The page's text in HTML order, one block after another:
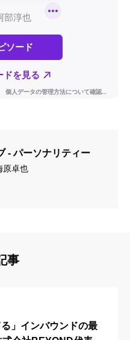
- パーソナリティー
原卓也
事
」インバウンドの最